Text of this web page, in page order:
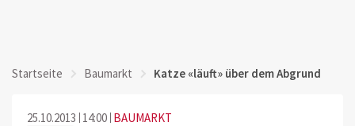
Startseite Baumarkt Katze «läuft» über dem Abgrund
25.10.2013 14:00 BAUMARKT